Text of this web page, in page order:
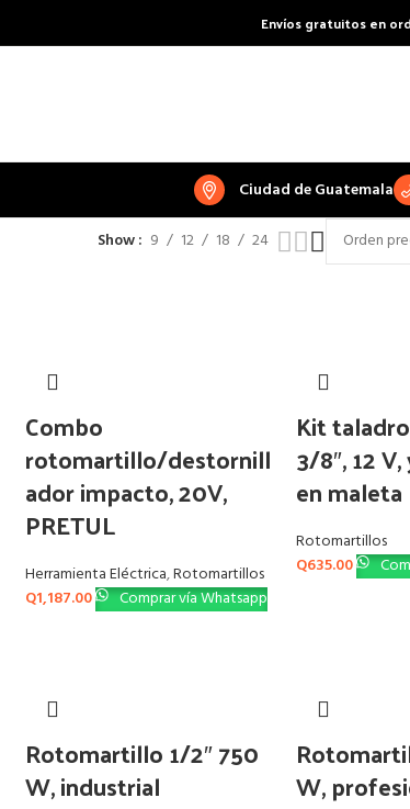
Envíos gratuitos en
Ciudad de Guatemala
Show 9 12 18 24
Combo
rotomartillo/destornill
ador impacto, 20V,
PRETUL
Herramienta Eléctrica,Rotomartillos
Q1,187.00 Comprar vía Whatsapp
Kit
3/8″, 12
en maleta
Rotomartillos
Q635.00
Rotomartillo 1/2″ 750
W, industrial W,